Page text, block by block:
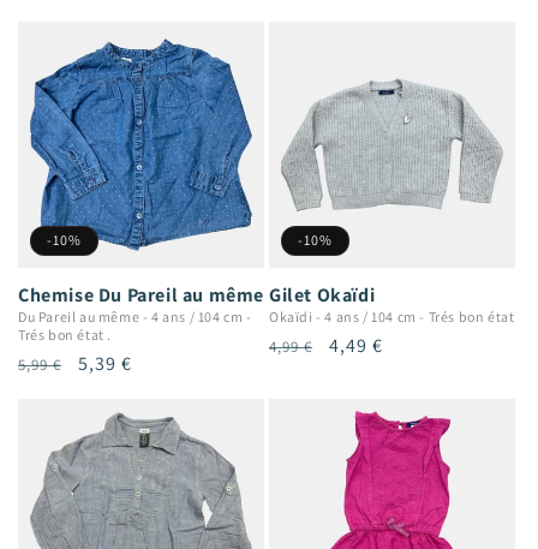
-10%
Chemise Du Pareil au même
Du Pareil au même -4 ans / 104 cm -
Trés bon état .
Prix
5,99 €
Prix
5,39 €
-10%
Gilet Okaïdi
Okaïdi -4 ans / 104 cm - Trés bon état
Prix
4,99 €
Prix
4,49 €